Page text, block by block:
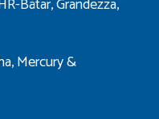
Båtar,Grandezza,
Mercury &